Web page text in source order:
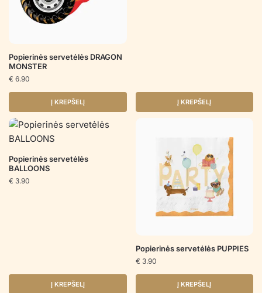
Popierinės servetėlės DRAGON
MONSTER
€ 6.90
Į KREPŠELĮ Į KREPŠELĮ
Popierinės servetėlės
BALLOONS
€ 3.90
Į KREPŠELĮ
Popierinės servetėlės PUPPIES
€ 3.90
Į KREPŠELĮ